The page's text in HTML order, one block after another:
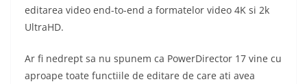
editarea video end-to-end a formatelor video 4K si 2k
UltraHD.
Ar fi nedrept sa nu spunem ca PowerDirector 17 vine cu
aproape toate functiile de editare de care ati avea